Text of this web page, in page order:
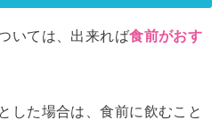
いては、出来れば食前がおす
した場合は、食前に飲むこと